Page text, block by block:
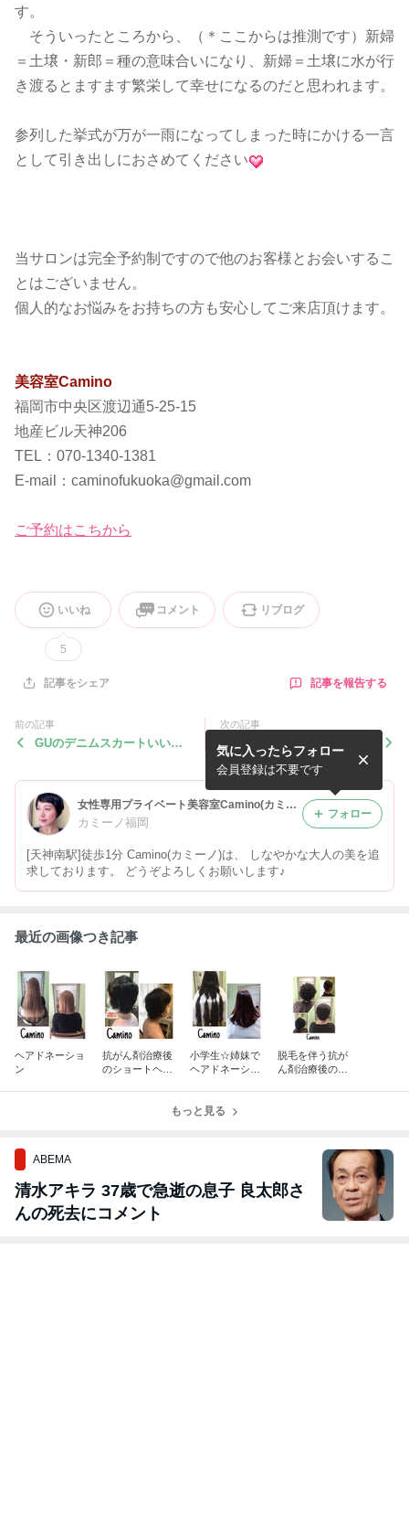
す。
そういったところから、（＊ここからは推測です）新婦
＝土壌・新郎＝種の意味合いになり、新婦＝土壌に水が行
き渡るとますます繁栄して幸せになるのだと思われます。
参列した挙式が万が一雨になってしまった時にかける一言
として引き出しにおさめてください
当サロンは完全予約制ですので他のお客様とお会いするこ
とはございません。
個人的なお悩みをお持ちの方も安心してご来店頂けます。
美容室Camino
福岡市中央区渡辺通5-25-15
地産ビル天神206
TEL：070-1340-1381
E-mail：caminofukuoka@gmail.com
ご予約はこちから
いいね
5
コメント リブログ
記事をシェア 記事を報告する
前の記事
GUのデニムスカートいい
次の記事
リピ買いのアイブロウパウダ
ー
女性専用プライベート美容室Camino(カミーノ)
カミーノ福岡
[天神南駅]徒歩1分 Camino(カミーノ)は、 しなやかな大人の美を追
求しております。 どうぞよろしくお願いします♪
気に入ったらフォロー
会員登録は不要です
フォロー
最近の画像つき記事
ヘアドネーショ
ン
抗がん剤治療後
のショートヘア
小学生☆姉妹で
ヘアドネーショ
脱毛を伴う抗が
ん剤治療後のヘ
もっと見る
ABEMA
清水アキラ 37歳で急逝の息子 良太郎さ
んの死去にコメント